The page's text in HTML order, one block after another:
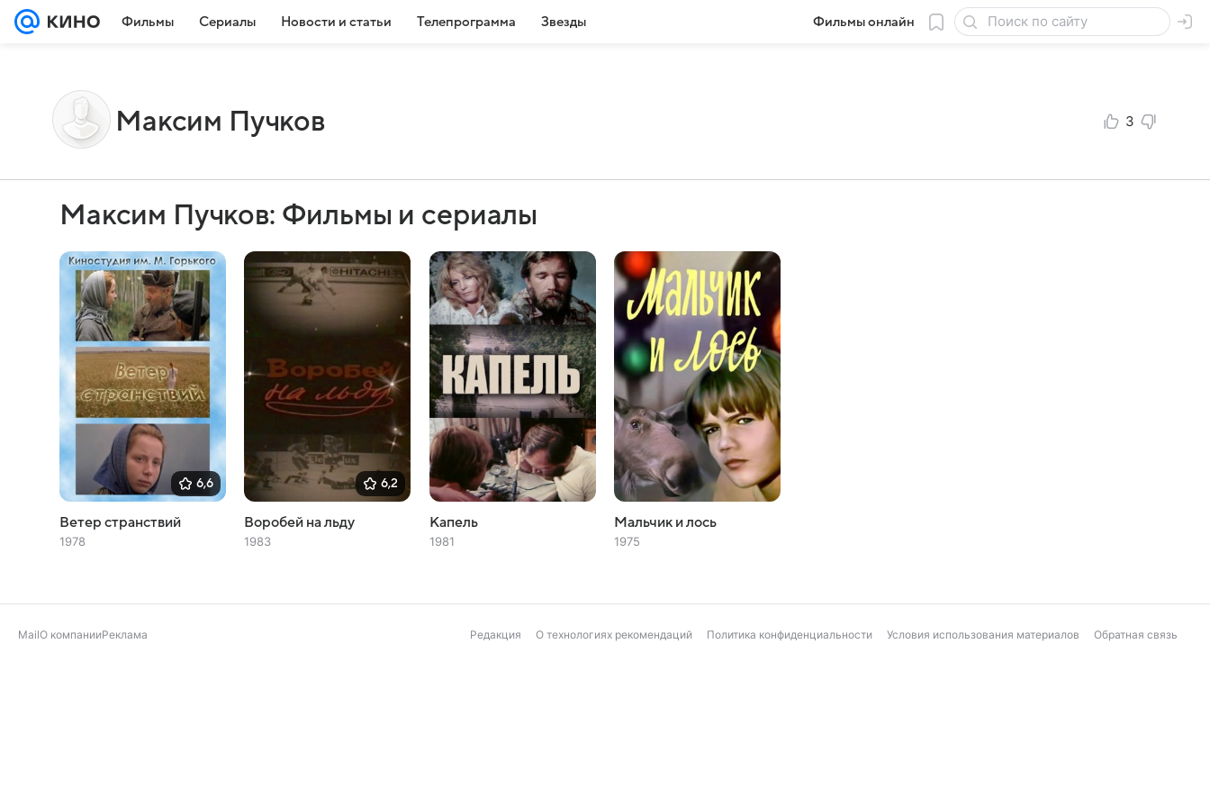
Фильмы Сериалы Новости и статьи Телепрограмма Звезды Фильмы онлайн
Максим Пучков 3
Максим Пучков: Фильмы и сериалы
6,6
Ветер странствий
1978
6,2
Воробей на льду
1983
Капель
1981
Мальчик и лось
1975
MailО компанииРеклама Редакция О технологиях рекомендаций Политика конфиденциальности Условия использования материалов Обратная связь